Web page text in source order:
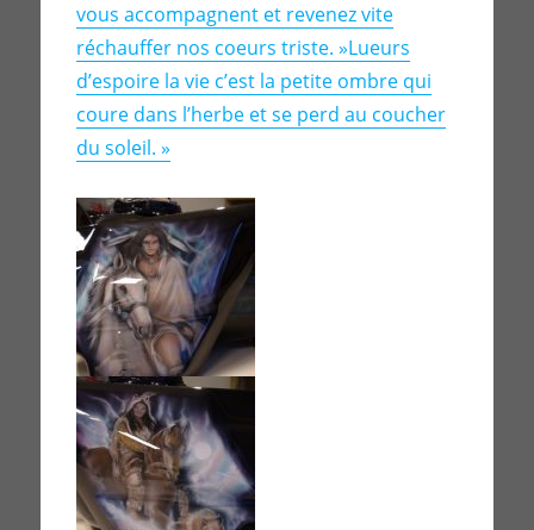
vous accompagnent et revenez vite
réchauffer nos coeurs triste. »Lueurs
d’espoire la vie c’est la petite ombre qui
coure dans l’herbe et se perd au coucher
du soleil. »